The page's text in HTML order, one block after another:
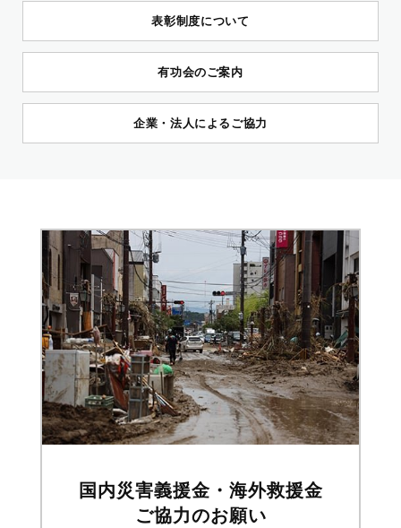
表彰制度について
有功会のご案内
企業・法人によるご協力
国内災害義援金・海外救援金
ご協力のお願い